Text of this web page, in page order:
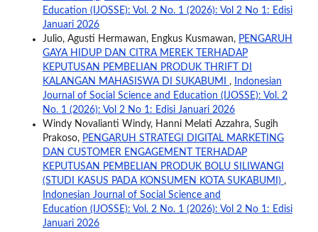
Education (IJOSSE): Vol. 2 No. 1 (2026): Vol 2 No 1: Edisi
Januari 2026
Julio, Agusti Hermawan, Engkus Kusmawan, PENGARUH
GAYA HIDUP DAN CITRA MEREK TERHADAP
KEPUTUSAN PEMBELIAN PRODUK THRIFT DI
KALANGAN MAHASISWA DI SUKABUMI ,
Indonesian
Journal of Social Science and Education (IJOSSE): Vol. 2
No. 1 (2026): Vol 2 No 1: Edisi Januari 2026
Windy Novalianti Windy, Hanni Melati Azzahra, Sugih
Prakoso, PENGARUH STRATEGI DIGITAL MARKETING
DAN CUSTOMER ENGAGEMENT TERHADAP
KEPUTUSAN PEMBELIAN PRODUK BOLU SILIWANGI
(STUDI KASUS PADA KONSUMEN KOTA SUKABUMI) ,
Indonesian Journal of Social Science and
Education (IJOSSE): Vol. 2 No. 1 (2026): Vol 2 No 1: Edisi
Januari 2026